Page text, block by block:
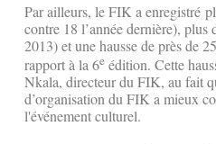
Par ailleurs, le FIK a enregistré
contre 18 l’année dernière), plus
2013) et une hausse de près de
rapport à la 6e édition. Cette
Nkala, directeur du FIK, au fait
d’organisation du FIK a mieux
l'événement culturel.